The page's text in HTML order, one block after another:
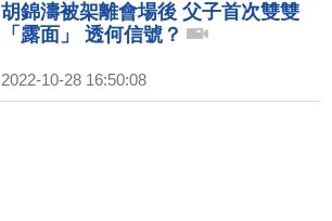
胡錦濤被架離會場後 父子首次雙雙
「露面」 透何信號？
2022-10-28 16:50:08